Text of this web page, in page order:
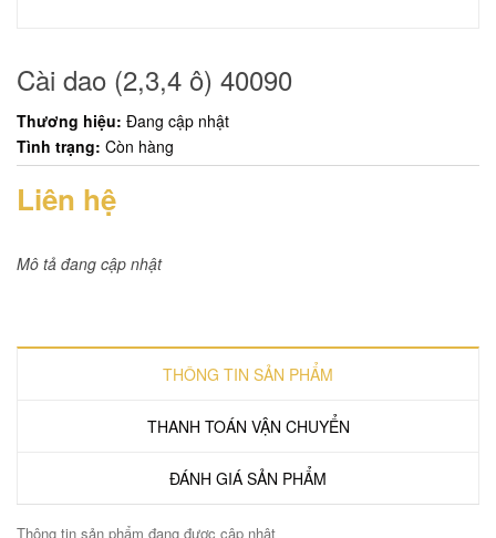
Cài dao (2,3,4 ô) 40090
Thương hiệu: Đang cập nhật
Tình trạng: Còn hàng
Liên hệ
Mô tả đang cập nhật
THÔNG TIN SẢN PHẨM
THANH TOÁN VẬN CHUYỂN
ĐÁNH GIÁ SẢN PHẨM
Thông tin sản phẩm đang được cập nhật